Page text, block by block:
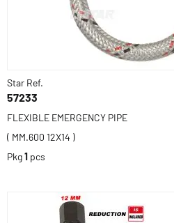
Star Ref.
57233
FLEXIBLE EMERGENCY PIPE
( MM.600 12X14 )
Pkg1 pcs